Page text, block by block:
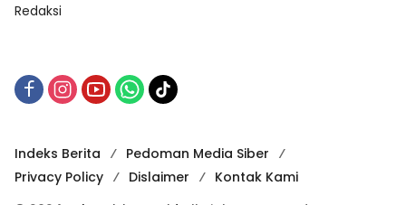
Redaksi
Indeks Berita
Pedoman Media Siber
Privacy Policy
Dislaimer
Kontak Kami